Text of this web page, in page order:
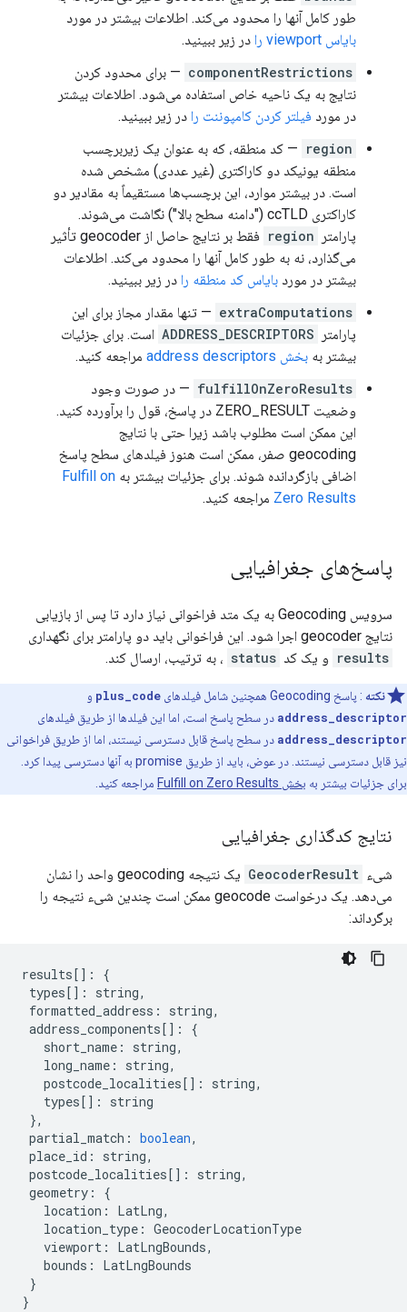
طور کامل آنها را محدود می‌کند. اطلاعات بیشتر در مورد
بایاس viewport را
در زیر ببینید.
componentRestrictions — برای محدود کردن
نتایج به یک ناحیه خاص استفاده می‌شود. اطلاعات بیشتر
در مورد فیلتر کردن کامپوننت را در زیر ببینید.
region — کد منطقه، که به عنوان یک زیربرچسب
منطقه یونیکد دو کاراکتری (غیر عددی) مشخص شده
است. در بیشتر موارد، این برچسب‌ها مستقیماً به مقادیر دو
کاراکتری ccTLD ("دامنه سطح بالا") نگاشت می‌شوند.
پارامتر
region
فقط بر نتایج حاصل از geocoder تأثیر
می‌گذارد، نه به طور کامل آنها را محدود می‌کند. اطلاعات
بیشتر در مورد بایاس کد منطقه را در زیر ببینید.
extraComputations — تنها مقدار مجاز برای این
پارامتر
ADDRESS_DESCRIPTORS است. برای جزئیات
بیشتر به بخش address descriptors
مراجعه کنید.
fulfillOnZeroResults — در صورت وجود
وضعیت ZERO_RESULT در پاسخ، قول را برآورده کنید.
این ممکن است مطلوب باشد زیرا حتی با نتایج
geocoding صفر، ممکن است هنوز فیلدهای سطح پاسخ
اضافی بازگردانده شوند. برای جزئیات بیشتر به Fulfill on
Zero Results مراجعه کنید.
پاسخ‌های جغرافیایی
سرویس Geocoding به یک متد فراخوانی نیاز دارد تا پس از بازیابی
نتایج geocoder اجرا شود. این فراخوانی باید دو پارامتر برای نگهداری
results و یک کد status ، به ترتیب، ارسال کند.
نکته : پاسخ Geocoding همچنین شامل فیلدهای plus_code و
address_descriptor در سطح پاسخ است، اما این فیلدها از طریق فیلدهای
address_descriptor در سطح پاسخ قابل دسترسی نیستند، اما از طریق فراخوانی
نیز قابل دسترسی نیستند. در عوض، باید از طریق promise به آنها دسترسی پیدا کرد.
برای جزئیات بیشتر به بخش Fulfill on Zero Results مراجعه کنید.
نتایج کدگذاری جغرافیایی
شیء GeocoderResult
یک نتیجه geocoding واحد را نشان
می‌دهد. یک درخواست geocode ممکن است چندین شیء نتیجه را
برگرداند:
results [] :
{
types [] : string,
formatted_address : string,
address_components [] :
{
short_name : string,
long_name : string,
postcode_localities [] : string,
types [] :
string
},
partial_match : boolean,
place_id : string,
postcode_localities [] : string,
geometry :
{
location : LatLng,
location_type : GeocoderLocationType
viewport : LatLngBounds,
bounds :
LatLngBounds
}
}